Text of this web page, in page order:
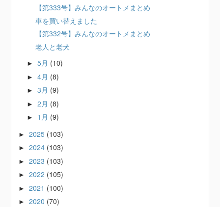
【第333号】みんなのオートメまとめ
車を買い替えました
【第332号】みんなのオートメまとめ
老人と老犬
►5月 (10)
►4月 (8)
►3月 (9)
►2月 (8)
► 1月 (9)
►2025 (103)
►2024 (103)
►2023 (103)
►2022 (105)
►2021 (100)
►2020 (70)